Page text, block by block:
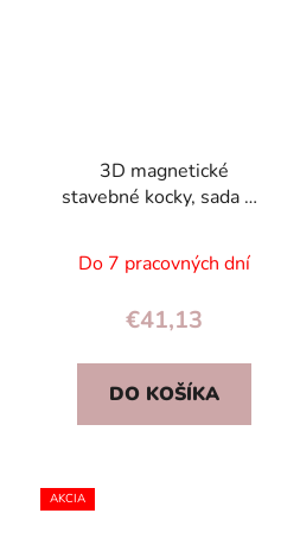
3D magnetické
stavebné kocky, sada 90
STEM hračky pre deti
Do 7 pracovných dní
€41,13
DO KOŠÍKA
AKCIA